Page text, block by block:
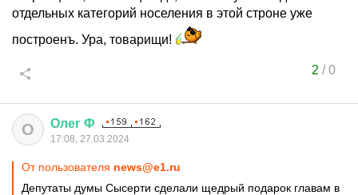
отдельных категорий носеления в этой строне уже
построенъ. Ура, товарищи!
2 /0
О Олег Ф
17:08, 27.03.2024
От пользователя news@e1.ru
Депутаты думы Сысерти сделали щедрый подарок главам в